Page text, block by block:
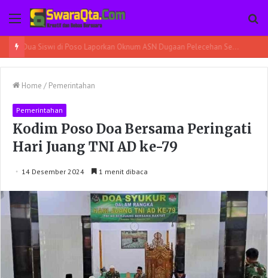
Menu
Prajurit Denzipur Poso Respon Cepat Evakuasi Mobil Truk Terbalik
Home / Pemerintahan
Pemerintahan
Kodim Poso Doa Bersama Peringati
Hari Juang TNI AD ke-79
14 Desember 2024 1 menit dibaca